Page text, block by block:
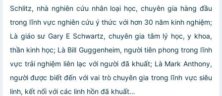
Schlitz, nhà nghiên cứu nhân loại học, chuyên gia hàng đầu
trong lĩnh vực nghiên cứu ý thức với hơn 30 năm kinh nghiệm;
Là giáo sư Gary E Schwartz, chuyên gia tâm lý học, y khoa,
thần kinh học; Là Bill Guggenheim, người tiên phong trong lĩnh
vực trải nghiệm liên lạc với người đã khuất; Là Mark Anthony,
người được biết đến với vai trò chuyên gia trong lĩnh vực siêu
linh, kết nối với các linh hồn đã khuất…